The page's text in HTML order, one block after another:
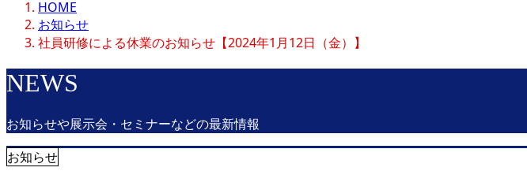
HOME
お知らせ
社員研修による休業のお知らせ【2024年1月12日（金）】
NEWS
お知らせや展示会・セミナーなどの最新情報
お知らせ